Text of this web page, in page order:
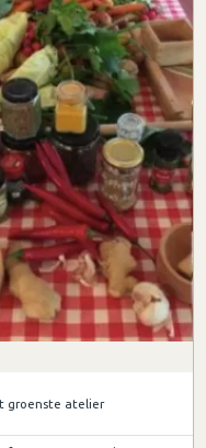
groenste atelier